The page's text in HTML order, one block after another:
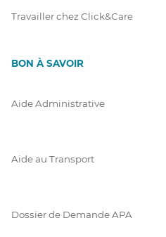
Travailler chez Click&Care
BON À SAVOIR
Aide Administrative
Aide au Transport
Dossier de Demande APA